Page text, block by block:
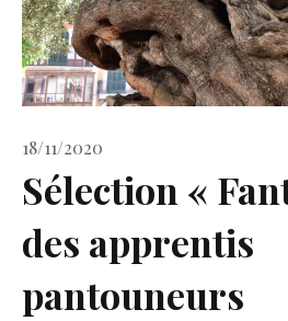
18/11/2020
Sélection «
des apprentis
pantouneurs